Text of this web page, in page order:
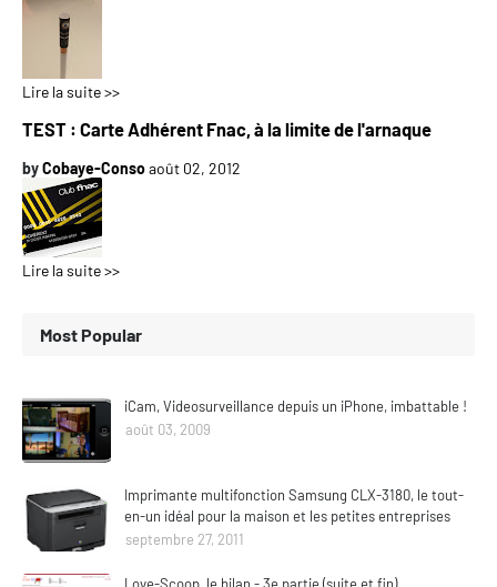
Lire la suite >>
TEST : Carte Adhérent Fnac, à la limite de l'arnaque
byCobaye-Consoaoût 02, 2012
Lire la suite >>
Most Popular
iCam, Videosurveillance depuis un iPhone, imbattable !
août 03, 2009
Imprimante multifonction Samsung CLX-3180, le tout-
en-un idéal pour la maison et les petites entreprises
septembre 27, 2011
Love-Scoop, le bilan - 3e partie (suite et fin)